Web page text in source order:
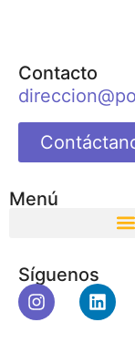
Contacto
Menú
Síguenos